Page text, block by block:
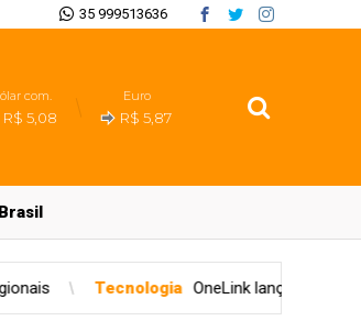
35 999513636
com.
R$ 5,08
Euro
R$ 5,87
Brasil
OneLink lança primeira rede social para o